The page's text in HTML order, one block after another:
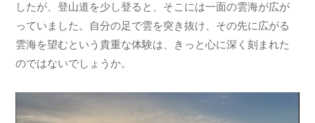
したが、登山道を少し登ると、そこには一面の雲海が広が
っていました。自分の足で雲を突き抜け、その先に広がる
雲海を望むという貴重な体験は、きっと心に深く刻まれた
のではないでしょうか。